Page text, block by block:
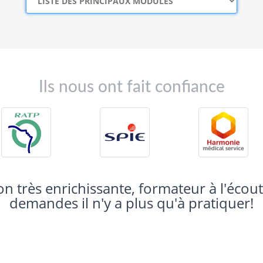
Ils nous ont fait confiance
bonne formation formateur au top